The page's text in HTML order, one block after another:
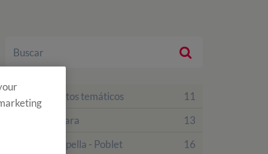
Campamentos temáticos
11
Finca Vallclara
13
Finca La Capella - Poblet
16